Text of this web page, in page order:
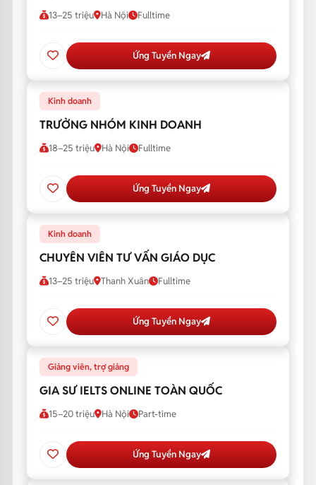
13–25 triệu Hà Nội Fulltime
Ứng Tuyển Ngay
Kinh doanh
TRƯỞNG NHÓM KINH DOANH
18–25 triệu Hà Nội Fulltime
Ứng Tuyển Ngay
Kinh doanh
CHUYÊN VIÊN TƯ VẤN GIÁO DỤC
13–25 triệu Thanh Xuân Fulltime
Ứng Tuyển Ngay
Giảng viên, trợ giảng
GIA SƯ IELTS ONLINE TOÀN QUỐC
15–20 triệu Hà Nội Part-time
Ứng Tuyển Ngay